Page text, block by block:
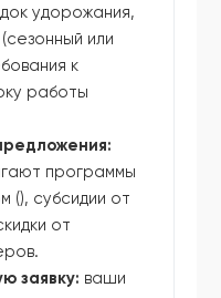
удорожания,
или
к
работы
программы
(), субсидии от
от
заявку: ваши